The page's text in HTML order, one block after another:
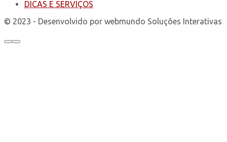
DICAS E SERVIÇOS
© 2023 - Desenvolvido por webmundo Soluções Interativas